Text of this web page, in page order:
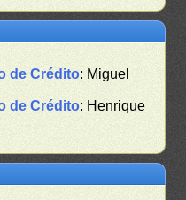
de Crédito: Miguel
de Crédito: Henrique